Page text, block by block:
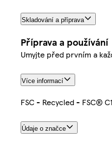
Skladování a příprava
Příprava a používání
Umyjte před prvním a
Více informací
FSC - Recycled - FSC®
Údaje o značce